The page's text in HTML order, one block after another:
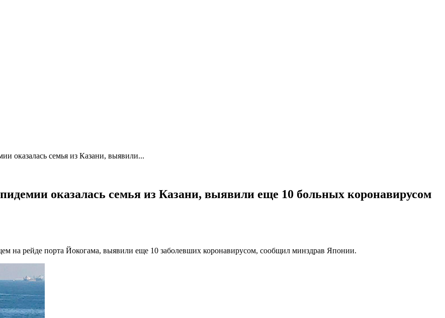
оказалась семья из Казани, выявили...
оказалась семья из Казани, выявили еще 10 больных коронавирусом
на рейде порта Йокогама, выявили еще 10 заболевших коронавирусом, сообщил минздрав Японии.